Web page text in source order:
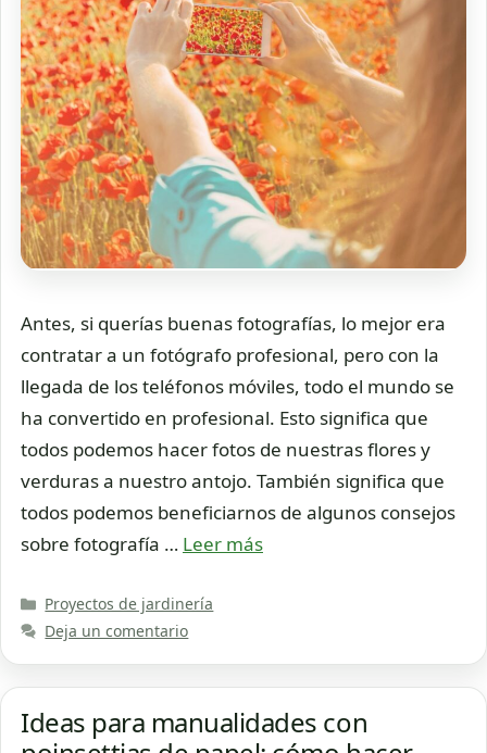
Antes, si querías buenas fotografías, lo mejor era
contratar a un fotógrafo profesional, pero con la
llegada de los teléfonos móviles, todo el mundo se
ha convertido en profesional. Esto significa que
todos podemos hacer fotos de nuestras flores y
verduras a nuestro antojo. También significa que
todos podemos beneficiarnos de algunos consejos
sobre fotografía … Leer más
Categorías
Proyectos de jardinería
Deja un comentario
Ideas para manualidades con